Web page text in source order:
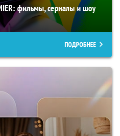
фильмы, сериалы и шоу
ПОДРОБНЕЕ